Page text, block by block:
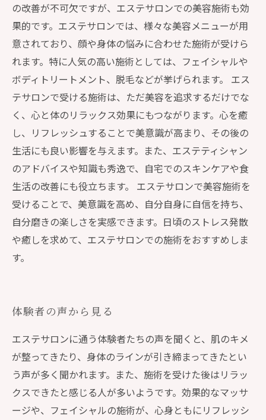
の改善が不可欠ですが、エステサロンでの美容施術も効
果的です。エステサロンでは、様々な美容メニューが用
意されており、顔や身体の悩みに合わせた施術が受けら
れます。特に人気の高い施術としては、フェイシャルや
ボディトリートメント、脱毛などが挙げられます。 エス
テサロンで受ける施術は、ただ美容を追求するだけでな
く、心と体のリラックス効果にもつながります。心を癒
し、リフレッシュすることで美意識が高まり、その後の
生活にも良い影響を与えます。また、エステティシャン
のアドバイスや知識も秀逸で、自宅でのスキンケアや食
生活の改善にも役立ちます。 エステサロンで美容施術を
受けることで、美意識を高め、自分自身に自信を持ち、
自分磨きの楽しさを実感できます。日頃のストレス発散
や癒しを求めて、エステサロンでの施術をおすすめしま
す。
体験者の声から見る
エステサロンに通う体験者たちの声を聞くと、肌のキメ
が整ってきたり、身体のラインが引き締まってきたとい
う声が多く聞かれます。また、施術を受けた後はリラッ
クスできたと感じる人が多いようです。効果的なマッサ
ージや、フェイシャルの施術が、心身ともにリフレッシ